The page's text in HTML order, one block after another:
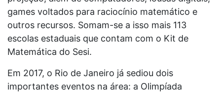
games voltados para raciocínio matemático e
outros recursos. Somam-se a isso mais 113
escolas estaduais que contam com o Kit de
Matemática do Sesi.
Em 2017, o Rio de Janeiro já sediou dois
importantes eventos na área: a Olimpíada